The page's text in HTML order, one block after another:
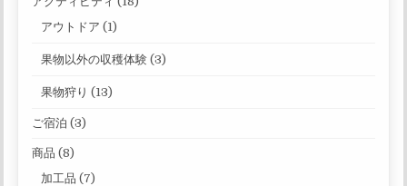
アウトドア (1)
果物以外の収穫体験 (3)
果物狩り (13)
ご宿泊 (3)
商品 (8)
加工品 (7)